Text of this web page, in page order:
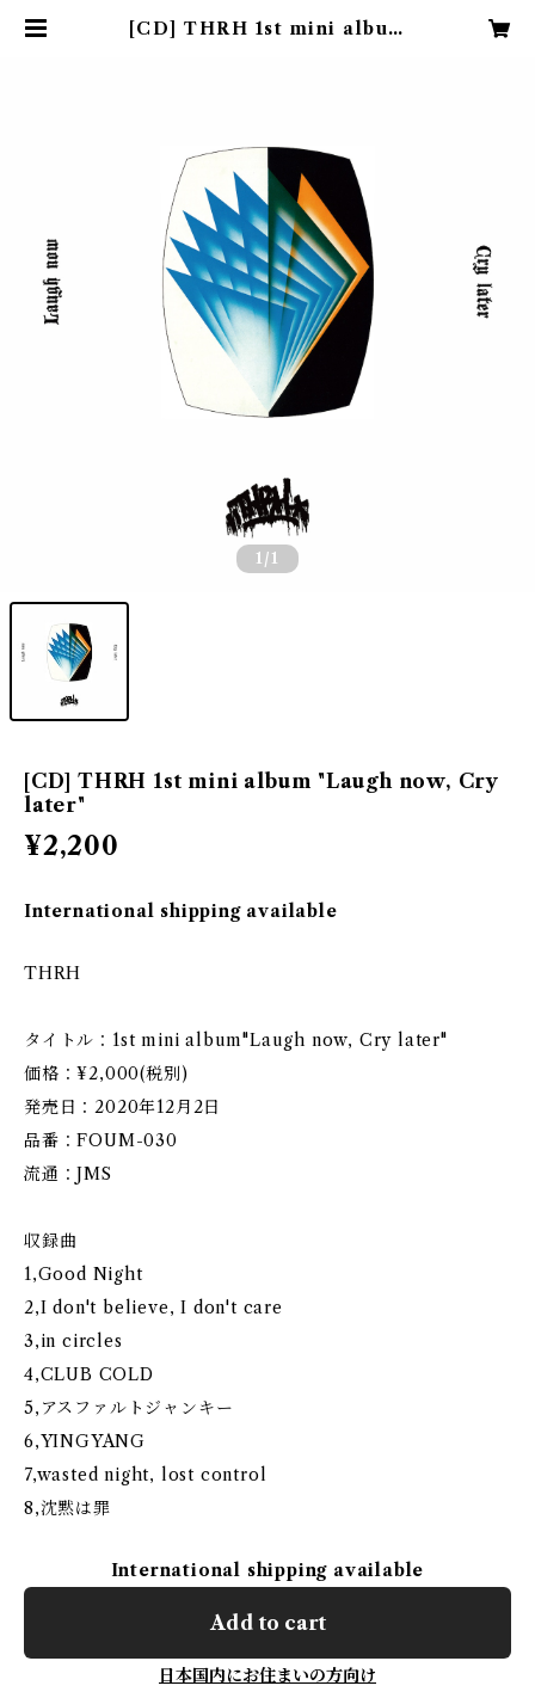
[CD] THRH 1st mini album
1 /1
[CD] THRH 1st mini album "Laugh now, Cry
later"
¥2,200
International shipping available
THRH
タイトル：1st mini album"Laugh now, Cry later"
価格：¥2,000(税別)
発売日：2020年12月2日
品番：FOUM-030
流通：JMS
収録曲
1,Good Night
2,I don't believe, I don't care
3,in circles
4,CLUB COLD
5,アスファルトジャンキー
6,YINGYANG
7,wasted night, lost control
8,沈黙は罪
International shipping available
Add to cart
日本国内にお住まいの方向け